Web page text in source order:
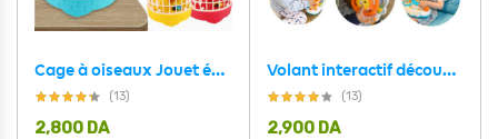
Cage à oiseaux Jouet éducatif d’enregistrement vocal avec de la musique et de la lumière – لعبة قفص عصافير لطيفة تعليمية للتسجيل صوتي مع الموسيقى والضوء
(13)
2,800 DA
Volant interactif découverte à partir de 18 mois avec sons et lumières
(13)
2,900 DA